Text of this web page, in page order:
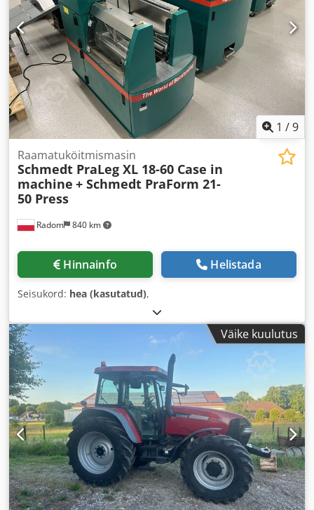
1 /9
Radom 840 km
Raamatuköitmismasin
Schmedt PraLeg XL 18-60 Case in
machine + Schmedt PraForm 21-
50 Press
Hinnainfo Helistada
Seisukord: hea (kasutatud),
Väike kuulutus